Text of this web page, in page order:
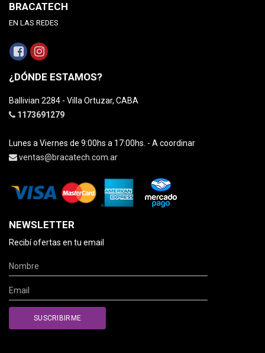
BRACATECH
EN LAS REDES
¿DÓNDE ESTAMOS?
Ballivian 2284 - Villa Ortuzar, CABA
1173691279
Lunes a Viernes de 9:00hs a 17:00hs. - A coordinar
ventas@bracatech.com.ar
NEWSLETTER
Recibí ofertas en tu email